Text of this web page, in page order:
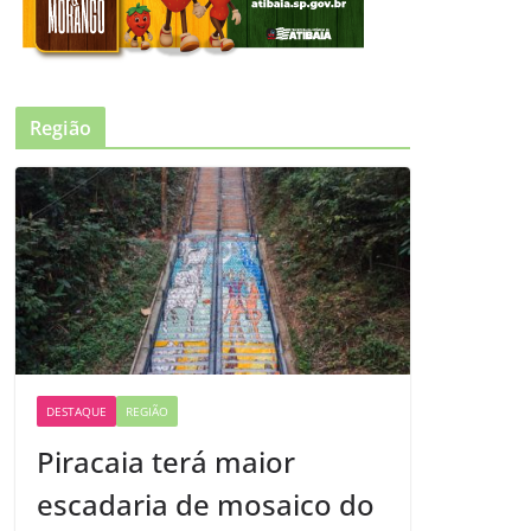
Região
DESTAQUE REGIÃO
Piracaia terá maior
escadaria de mosaico do